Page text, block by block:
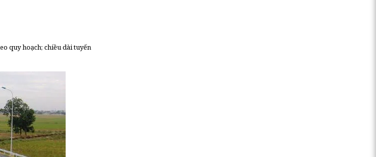
quy hoạch; chiều dài tuyến